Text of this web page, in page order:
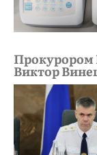
Прокурором
Виктор